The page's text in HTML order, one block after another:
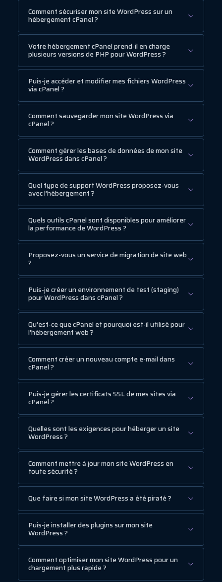
Comment sécuriser mon site WordPress sur un
hébergement cPanel ?
Votre hébergement cPanel prend-il en charge
plusieurs versions de PHP pour WordPress ?
Puis-je accéder et modifier mes fichiers WordPress
via cPanel ?
Comment sauvegarder mon site WordPress via
cPanel ?
Comment gérer les bases de données de mon site
WordPress dans cPanel ?
Quel type de support WordPress proposez-vous
avec l’hébergement ?
Quels outils cPanel sont disponibles pour améliorer
la performance de WordPress ?
Proposez-vous un service de migration de site web
?
Puis-je créer un environnement de test (staging)
pour WordPress dans cPanel ?
Qu’est-ce que cPanel et pourquoi est-il utilisé pour
l’hébergement web ?
Comment créer un nouveau compte e-mail dans
cPanel ?
Puis-je gérer les certificats SSL de mes sites via
cPanel ?
Quelles sont les exigences pour héberger un site
WordPress ?
Comment mettre à jour mon site WordPress en
toute sécurité ?
Que faire si mon site WordPress a été piraté ?
Puis-je installer des plugins sur mon site
WordPress ?
Comment optimiser mon site WordPress pour un
chargement plus rapide ?